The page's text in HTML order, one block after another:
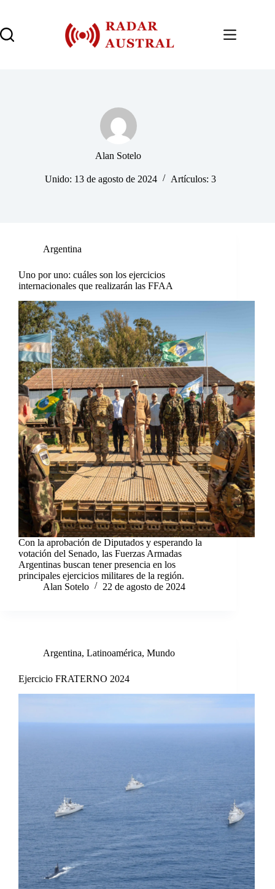
contenido
Alan Sotelo
Unido: 13 de agosto de 2024 Artículos: 3
Argentina
Uno por uno: cuáles son los ejercicios
internacionales que realizarán las FFAA
Con la aprobación de Diputados y esperando la
votación del Senado, las Fuerzas Armadas
Argentinas buscan tener presencia en los
principales ejercicios militares de la región.
Alan Sotelo
22 de agosto de 2024
Argentina, Latinoamérica, Mundo
Ejercicio FRATERNO 2024